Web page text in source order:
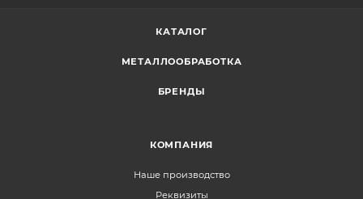
КАТАЛОГ
МЕТАЛЛООБРАБОТКА
БРЕНДЫ
КОМПАНИЯ
Наше производство
Реквизиты